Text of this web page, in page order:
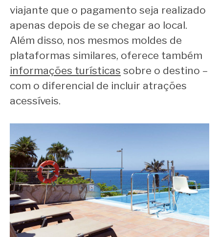
viajante que o pagamento seja realizado
apenas depois de se chegar ao local.
Além disso, nos mesmos moldes de
plataformas similares, oferece também
informações turísticas sobre o destino –
com o diferencial de incluir atrações
acessíveis.